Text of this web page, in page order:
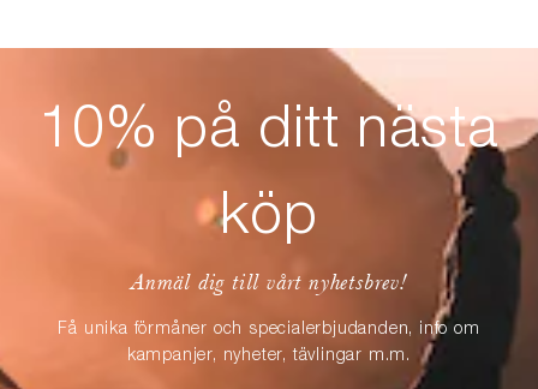
10% på ditt nästa
köp
Anmäl dig till vårt nyhetsbrev!
Få unika förmåner och specialerbjudanden, info om
kampanjer, nyheter, tävlingar m.m.